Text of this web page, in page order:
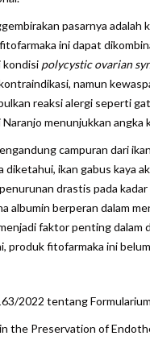
pasarnya adalah
ini dapat
kondisi polycystic ovarian
namun
reaksi alergi seperti
menunjukkan angka
campuran dari
diketahui, ikan gabus
drastis pada
albumin berperan dalam
faktor penting
produk fitofarmaka ini
2022 tentang
the Preservation of